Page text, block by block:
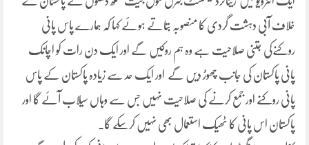
خلاف آبی دہشت گردی کا منصوبہ بتاتے ہوئے کہا کہ ہمارے پاس پانی
روکنےکی جتنی صلاحیت ہے وہ ہم روکیں گے اور ایک دن رات کو اچانک
پانی پاکستان کی جانب چھوڑ دیں گے اور ایک حد سے زیادہ پاکستان کے پاس
پانی روکنے اور جمع کرنے کی صلاحیت نہیں جس سے وہاں سیلاب آئے گا اور
پاکستان اس پانی کا ٹھیک استعمال بھی نہیں کرسکے گا۔